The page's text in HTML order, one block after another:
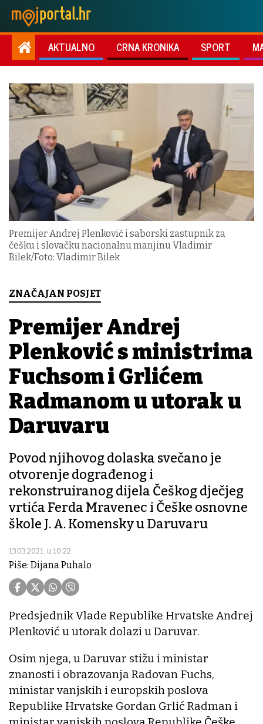
AKTUALNO CRNA KRONIKA SPORT
Premijer Andrej Plenković i saborski zastupnik za
češku i slovačku nacionalnu manjinu Vladimir
Bilek/Foto: Vladimir Bilek
ZNAČAJAN POSJET
Premijer Andrej
Plenković s ministrima
Fuchsom i Grlićem
Radmanom u utorak u
Daruvaru
Povod njihovog dolaska svečano je
otvorenje dograđenog i
rekonstruiranog dijela Češkog dječjeg
vrtića Ferda Mravenec i Češke osnovne
škole J. A. Komensky u Daruvaru
13.03.2021. u 10:22
Piše: Dijana Puhalo
Predsjednik Vlade Republike Hrvatske Andrej
Plenković u utorak dolazi u Daruvar.
Osim njega, u Daruvar stižu i ministar
znanosti i obrazovanja Radovan Fuchs,
ministar vanjskih i europskih poslova
Republike Hrvatske Gordan Grlić Radman i